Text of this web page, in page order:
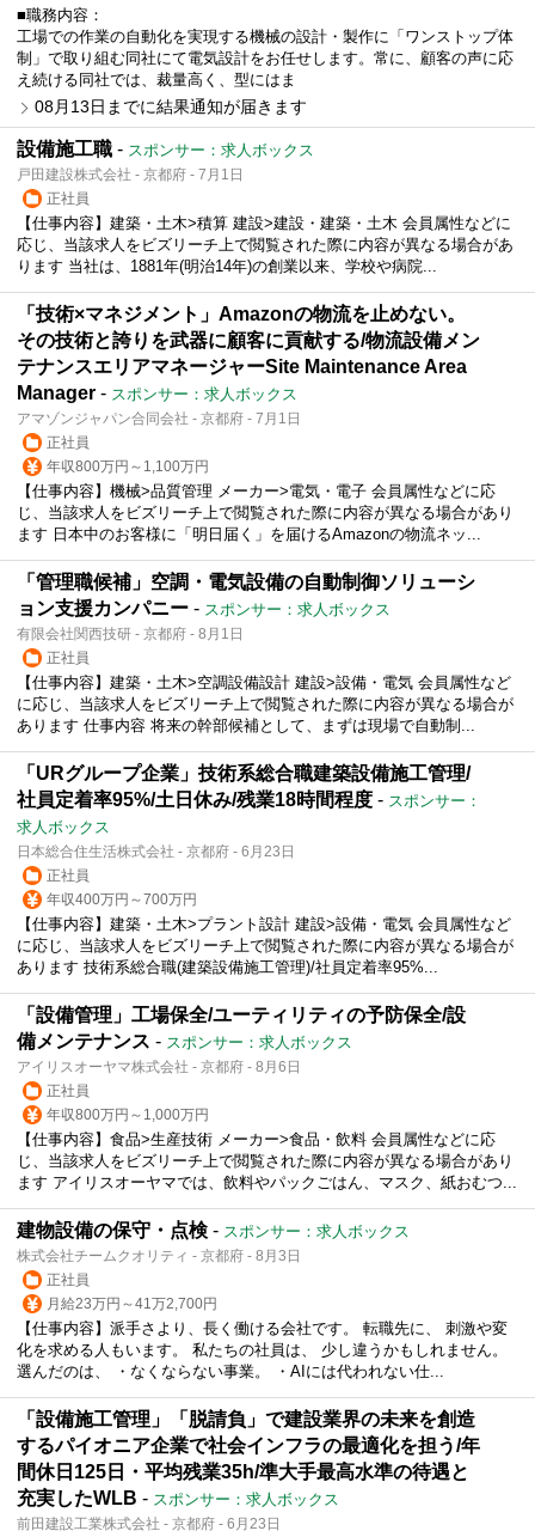
■職務内容：
工場での作業の自動化を実現する機械の設計・製作に「ワンストップ体
制」で取り組む同社にて電気設計をお任せします。常に、顧客の声に応
え続ける同社では、裁量高く、型にはま
08月13日までに結果通知が届きます
設備施工職 - スポンサー：求人ボックス
戸田建設株式会社 - 京都府 - 7月1日
正社員
【仕事内容】建築・土木>積算 建設>建設・建築・土木 会員属性などに
応じ、当該求人をビズリーチ上で閲覧された際に内容が異なる場合があ
ります 当社は、1881年(明治14年)の創業以来、学校や病院...
「技術×マネジメント」Amazonの物流を止めない。
その技術と誇りを武器に顧客に貢献する/物流設備メン
テナンスエリアマネージャーSite Maintenance Area
Manager - スポンサー：求人ボックス
アマゾンジャパン合同会社 - 京都府 - 7月1日
正社員
年収800万円～1,100万円
【仕事内容】機械>品質管理 メーカー>電気・電子 会員属性などに応
じ、当該求人をビズリーチ上で閲覧された際に内容が異なる場合があり
ます 日本中のお客様に「明日届く」を届けるAmazonの物流ネッ...
「管理職候補」空調・電気設備の自動制御ソリューシ
ョン支援カンパニー - スポンサー：求人ボックス
有限会社関西技研 - 京都府 - 8月1日
正社員
【仕事内容】建築・土木>空調設備設計 建設>設備・電気 会員属性など
に応じ、当該求人をビズリーチ上で閲覧された際に内容が異なる場合が
あります 仕事内容 将来の幹部候補として、まずは現場で自動制...
「URグループ企業」技術系総合職建築設備施工管理/
社員定着率95%/土日休み/残業18時間程度 - スポンサー：
求人ボックス
日本総合住生活株式会社 - 京都府 - 6月23日
正社員
年収400万円～700万円
【仕事内容】建築・土木>プラント設計 建設>設備・電気 会員属性など
に応じ、当該求人をビズリーチ上で閲覧された際に内容が異なる場合が
あります 技術系総合職(建築設備施工管理)/社員定着率95%...
「設備管理」工場保全/ユーティリティの予防保全/設
備メンテナンス - スポンサー：求人ボックス
アイリスオーヤマ株式会社 - 京都府 - 8月6日
正社員
年収800万円～1,000万円
【仕事内容】食品>生産技術 メーカー>食品・飲料 会員属性などに応
じ、当該求人をビズリーチ上で閲覧された際に内容が異なる場合があり
ます アイリスオーヤマでは、飲料やパックごはん、マスク、紙おむつ...
建物設備の保守・点検 - スポンサー：求人ボックス
株式会社チームクオリティ - 京都府 - 8月3日
正社員
月給23万円～41万2,700円
【仕事内容】派手さより、長く働ける会社です。 転職先に、 刺激や変
化を求める人もいます。 私たちの社員は、 少し違うかもしれません。
選んだのは、 ・なくならない事業。 ・AIには代われない仕...
「設備施工管理」「脱請負」で建設業界の未来を創造
するパイオニア企業で社会インフラの最適化を担う/年
間休日125日・平均残業35h/準大手最高水準の待遇と
充実したWLB - スポンサー：求人ボックス
前田建設工業株式会社 - 京都府 - 6月23日